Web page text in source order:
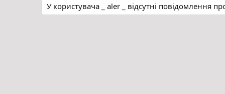
У користувача _ aler _ відсутні повідомлення